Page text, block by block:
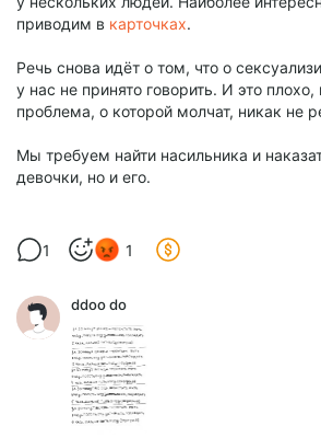
приводим в карточках.
Речь снова идёт о том, что о
у нас не принято говорить. И это плохо,
проблема, о которой молчат, никак не
Мы требуем найти насильника и
девочки, но и его.
1 1
ddoo do